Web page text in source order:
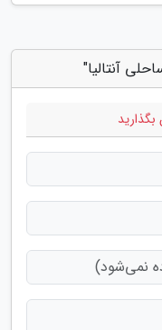
آنتالیا"
بگذارید